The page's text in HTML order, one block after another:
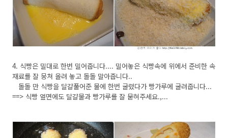
4. 식빵은 밀대로 한번 밀어줍니다.... 밀어놓은 식빵속에 위에서 준비한 속
재료를 잘 뭉쳐 올려 놓고 돌돌 말아줍니다..
돌돌 만 식빵을 달걀풀어준 물에 한번 굴렸다가 빵가루에 굴려줍니다...
==> 식빵 옆면에도 달걀물과 빵가루를 잘 묻혀주세요.,...